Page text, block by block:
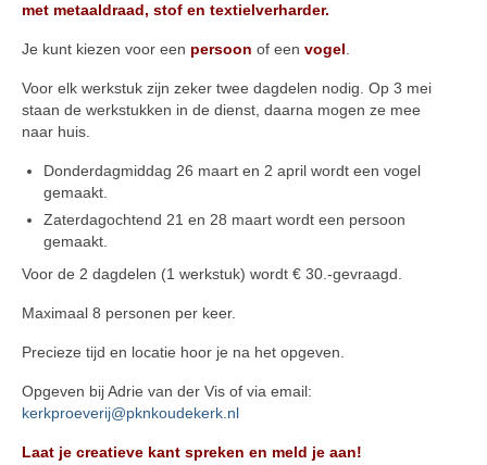
met metaaldraad, stof en textielverharder.
Je kunt kiezen voor een persoon of een vogel.
Voor elk werkstuk zijn zeker twee dagdelen nodig. Op 3 mei
staan de werkstukken in de dienst, daarna mogen ze mee
naar huis.
Donderdagmiddag 26 maart en 2 april wordt een vogel
gemaakt.
Zaterdagochtend 21 en 28 maart wordt een persoon
gemaakt.
Voor de 2 dagdelen (1 werkstuk) wordt € 30.-gevraagd.
Maximaal 8 personen per keer.
Precieze tijd en locatie hoor je na het opgeven.
Opgeven bij Adrie van der Vis of via email:
kerkproeverij@pknkoudekerk.nl
Laat je creatieve kant spreken en meld je aan!